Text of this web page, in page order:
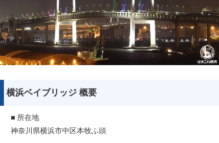
横浜ベイブリッジ 概要
■ 所在地
神奈川県横浜市中区本牧ふ頭